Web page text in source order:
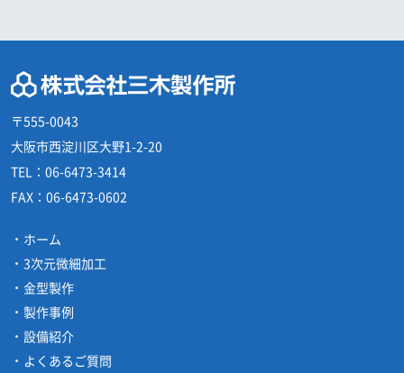
〒555-0043
大阪市西淀川区大野1-2-20
TEL： 06-6473-3414
FAX： 06-6473-0602
ホーム
3次元微細加工
金型製作
製作事例
設備紹介
よくあるご質問